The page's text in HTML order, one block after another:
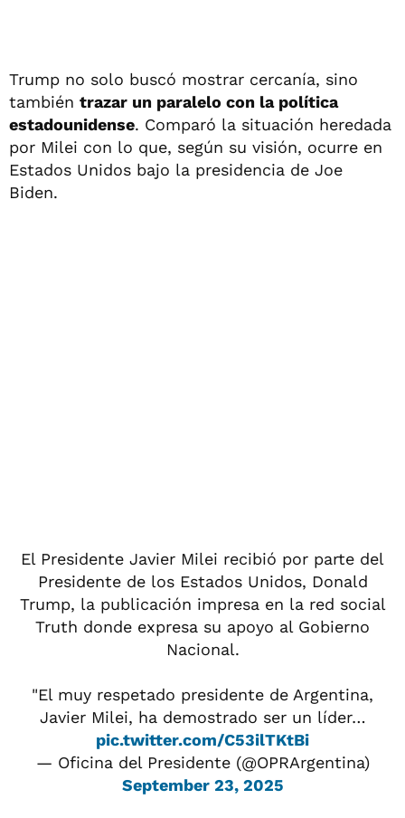
Trump no solo buscó mostrar cercanía, sino
también trazar un paralelo con la política
estadounidense. Comparó la situación heredada
por Milei con lo que, según su visión, ocurre en
Estados Unidos bajo la presidencia de Joe
Biden.
El Presidente Javier Milei recibió por parte del
Presidente de los Estados Unidos, Donald
Trump, la publicación impresa en la red social
Truth donde expresa su apoyo al Gobierno
Nacional.
"El muy respetado presidente de Argentina,
Javier Milei, ha demostrado ser un líder…
pic.twitter.com/C53ilTKtBi
— Oficina del Presidente (@OPRArgentina)
September 23, 2025